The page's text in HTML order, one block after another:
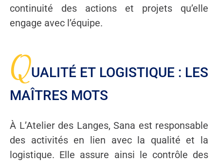
continuité des actions et projets qu’elle
engage avec l’équipe.
QUALITÉ ET LOGISTIQUE : LES
MAÎTRES MOTS
À L’Atelier des Langes, Sana est responsable
des activités en lien avec la qualité et la
logistique. Elle assure ainsi le contrôle des